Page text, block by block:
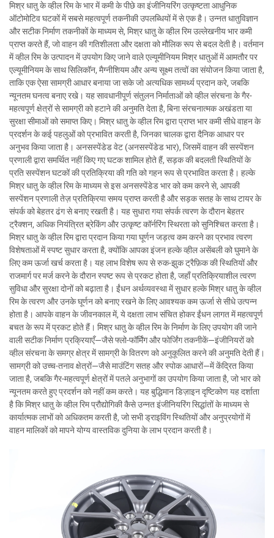
मिश्र धातु के व्हील रिम के भार में कमी के पीछे का इंजीनियरिंग उत्कृष्टता आधुनिक
ऑटोमोटिव घटकों में सबसे महत्वपूर्ण तकनीकी उपलब्धियों में से एक है। उन्नत धातुविज्ञान
और सटीक निर्माण तकनीकों के माध्यम से, मिश्र धातु के व्हील रिम उल्लेखनीय भार कमी
प्राप्त करते हैं, जो वाहन की गतिशीलता और दक्षता को मौलिक रूप से बदल देती है। वर्तमान
में व्हील रिम के उत्पादन में उपयोग किए जाने वाले एल्यूमीनियम मिश्र धातुओं में आमतौर पर
एल्यूमीनियम के साथ सिलिकॉन, मैग्नीशियम और अन्य सूक्ष्म तत्वों का संयोजन किया जाता है,
ताकि एक ऐसा सामग्री आधार बनाया जा सके जो अत्यधिक सामर्थ्य प्रदान करे, जबकि
न्यूनतम घनत्व बनाए रखे। यह सावधानीपूर्ण संतुलन निर्माताओं को व्हील संरचना के गैर-
महत्वपूर्ण क्षेत्रों से सामग्री को हटाने की अनुमति देता है, बिना संरचनात्मक अखंडता या
सुरक्षा सीमाओं को समाप्त किए। मिश्र धातु के व्हील रिम द्वारा प्राप्त भार कमी सीधे वाहन के
प्रदर्शन के कई पहलुओं को प्रभावित करती है, जिनका चालक द्वारा दैनिक आधार पर
अनुभव किया जाता है। अनसस्पेंडेड वेट (अनसस्पेंडेड भार), जिसमें वाहन की सस्पेंशन
प्रणाली द्वारा समर्थित नहीं किए गए घटक शामिल होते हैं, सड़क की बदलती स्थितियों के
प्रति सस्पेंशन घटकों की प्रतिक्रिया की गति को गहन रूप से प्रभावित करता है। हल्के
मिश्र धातु के व्हील रिम के माध्यम से इस अनसस्पेंडेड भार को कम करने से, आपकी
सस्पेंशन प्रणाली तेज़ प्रतिक्रिया समय प्राप्त करती है और सड़क सतह के साथ टायर के
संपर्क को बेहतर ढंग से बनाए रखती है। यह सुधारा गया संपर्क त्वरण के दौरान बेहतर
ट्रैक्शन, अधिक नियंत्रित ब्रेकिंग और उत्कृष्ट कॉर्नरिंग स्थिरता को सुनिश्चित करता है।
मिश्र धातु के व्हील रिम द्वारा प्रदान किया गया घूर्णन जड़त्व कम करने का प्रभाव त्वरण
विशेषताओं में स्पष्ट सुधार करता है, क्योंकि आपका इंजन हल्के व्हील असेंबली को घुमाने के
लिए कम ऊर्जा खर्च करता है। यह लाभ विशेष रूप से रुक-झुक ट्रैफ़िक की स्थितियों और
राजमार्ग पर मर्ज करने के दौरान स्पष्ट रूप से प्रकट होता है, जहाँ प्रतिक्रियाशील त्वरण
सुविधा और सुरक्षा दोनों को बढ़ाता है। ईंधन अर्थव्यवस्था में सुधार हल्के मिश्र धातु के व्हील
रिम के त्वरण और उनके घूर्णन को बनाए रखने के लिए आवश्यक कम ऊर्जा से सीधे उत्पन्न
होता है। आपके वाहन के जीवनकाल में, ये दक्षता लाभ संचित होकर ईंधन लागत में महत्वपूर्ण
बचत के रूप में प्रकट होते हैं। मिश्र धातु के व्हील रिम के निर्माण के लिए उपयोग की जाने
वाली सटीक निर्माण प्रक्रियाएँ—जैसे फ्लो-फॉर्मिंग और फोर्जिंग तकनीकें—इंजीनियरों को
व्हील संरचना के समग्र क्षेत्र में सामग्री के वितरण को अनुकूलित करने की अनुमति देती हैं।
सामग्री को उच्च-तनाव क्षेत्रों—जैसे माउंटिंग सतह और स्पोक आधारों—में केंद्रित किया
जाता है, जबकि गैर-महत्वपूर्ण क्षेत्रों में पतले अनुभागों का उपयोग किया जाता है, जो भार को
न्यूनतम करते हुए प्रदर्शन को नहीं कम करते। यह बुद्धिमान डिज़ाइन दृष्टिकोण यह दर्शाता
है कि मिश्र धातु के व्हील रिम प्रौद्योगिकी कैसे उन्नत इंजीनियरिंग सिद्धांतों के माध्यम से
कार्यात्मक लाभों को अधिकतम करती है, जो सभी ड्राइविंग स्थितियों और अनुप्रयोगों में
वाहन मालिकों को मापने योग्य वास्तविक दुनिया के लाभ प्रदान करती है।